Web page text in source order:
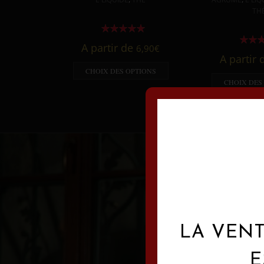
A partir de 6,90€
CHOIX DES OPTIONS
A partir
CHOIX DES
LA